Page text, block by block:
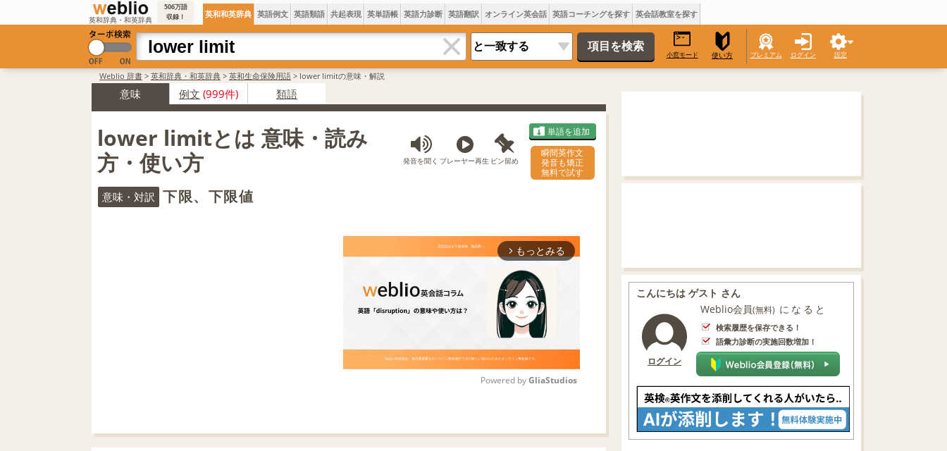
英和辞典・和英辞典
506万語
収録！
英和和英辞典 英語例文 英語類語 共起表現 英単語帳 英語力診断 英語翻訳 オンライン英会話 英語コーチングを探す 英会話教室を探す
小窓モード 使い方 プレミアム ログイン 設定
Weblio 辞書 > 英和辞典・和英辞典 > 英和生命保険用語 > lower limitの意味・解説
意味 例文 (999件) 類語
lower limitとは 意味・読み
方・使い方
発音を聞く プレーヤー再生 ピン留め
単語を追加
瞬間英作文
発音も矯正
無料で試す
意味・対訳 下限、下限値
arrow_forward_ios もっとみる
Powered by GliaStudios
こんにちは ゲスト さん
ログイン
Weblio会員(無料) になると
検索履歴を保存できる！
語彙力診断の実施回数増加！